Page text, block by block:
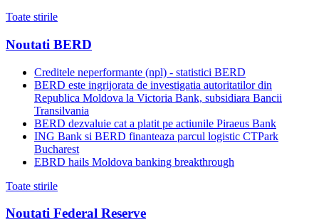
Toate stirile
Noutati BERD
Creditele neperformante (npl) - statistici BERD
BERD este ingrijorata de investigatia autoritatilor din
Republica Moldova la Victoria Bank, subsidiara Bancii
Transilvania
BERD dezvaluie cat a platit pe actiunile Piraeus Bank
ING Bank si BERD finanteaza parcul logistic CTPark
Bucharest
EBRD hails Moldova banking breakthrough
Toate stirile
Noutati Federal Reserve